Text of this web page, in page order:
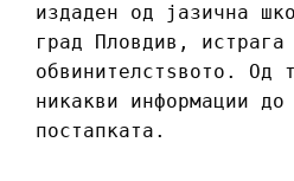
издаден од јазична
град Пловдив,
обвинителстѕвото. Од
никакви информации
постапката.